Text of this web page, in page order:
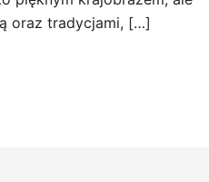
oraz tradycjami, […]